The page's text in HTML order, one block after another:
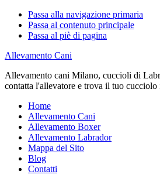
Passa alla navigazione primaria
Passa al contenuto principale
Passa al piè di pagina
Allevamento Cani
Allevamento cani Milano, cuccioli di
contatta l'allevatore e trova il tuo cucciolo
Home
Allevamento Cani
Allevamento Boxer
Allevamento Labrador
Mappa del Sito
Blog
Contatti